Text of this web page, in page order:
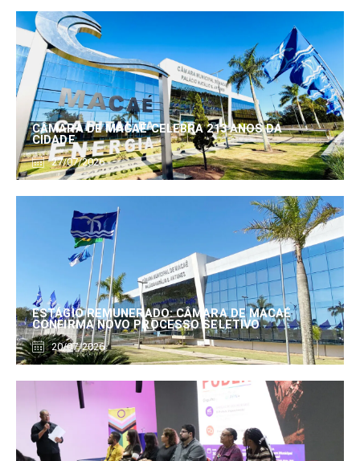
CÂMARA DE MACAÉ CELEBRA 213 ANOS DA
CIDADE
27/07/2026
ESTÁGIO REMUNERADO: CÂMARA DE MACAÉ
CONFIRMA NOVO PROCESSO SELETIVO
20/07/2026